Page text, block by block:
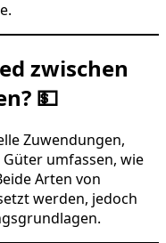
zwischen
💵
Zuwendungen,
umfassen, wie
Arten von
werden, jedoch